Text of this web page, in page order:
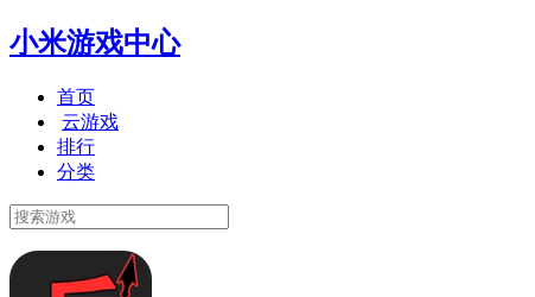
小米游戏中心
首页
云游戏
排行
分类